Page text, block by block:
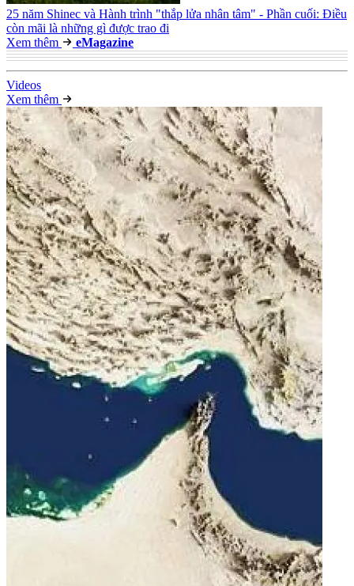
25 năm Shinec và Hành trình "thắp lửa nhân tâm" - Phần cuối: Điều
còn mãi là những gì được trao đi
Xem thêm
eMagazine
Videos
Xem thêm